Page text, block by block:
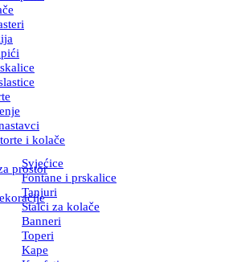
i kolače
prostor
Svjećice
Fontane i prskalice
Tanjuri
Stalci za kolače
Banneri
Toperi
Kape